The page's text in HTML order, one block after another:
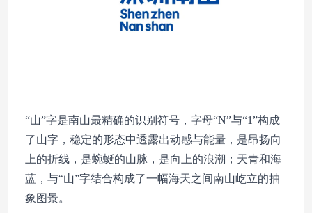
“山”字是南山最精确的识别符号，字母“N”与“1”构成
了山字，稳定的形态中透露出动感与能量，是昂扬向
上的折线，是蜿蜒的山脉，是向上的浪潮；天青和海
蓝，与“山”字结合构成了一幅海天之间南山屹立的抽
象图景。